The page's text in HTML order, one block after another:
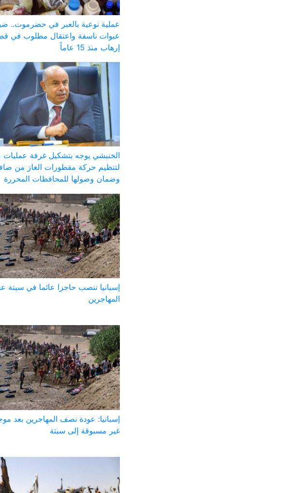
عملية نوعية بالعبر في حضرموت..
عبوات ناسفة واعتقال مطلوب في
إرهاب منذ 15 عاماً
الخنبشي يوجه بتشكيل غرفة
لتنظيم حركة مقطورات الغاز من
وضمان وصولها للمحافظات المحررة
إسبانيا تنصب حاجزا عائما في سبتة
المهاجرين
إسبانيا: عودة نصف المهاجرين بعد
غير مسبوقة إلى سبتة